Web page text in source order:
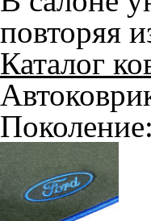
повторяя
Каталог
Поколение: